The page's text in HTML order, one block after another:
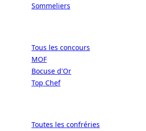
Sommeliers
Tous les concours
MOF
Bocuse d'Or
Top Chef
Toutes les confréries